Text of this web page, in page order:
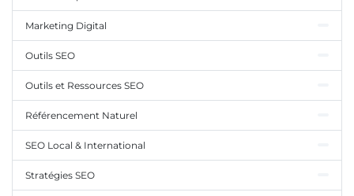
Marketing Digital
Outils SEO
Outils et Ressources SEO
Référencement Naturel
SEO Local & International
Stratégies SEO